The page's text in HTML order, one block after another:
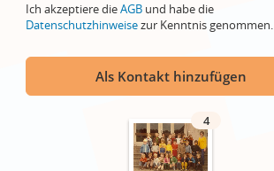
Ich akzeptiere dieAGB und habe die
Datenschutzhinweisezur Kenntnis genommen.
Als Kontakt hinzufügen
4